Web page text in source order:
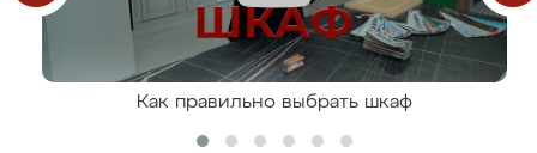
Как правильно выбрать шкаф